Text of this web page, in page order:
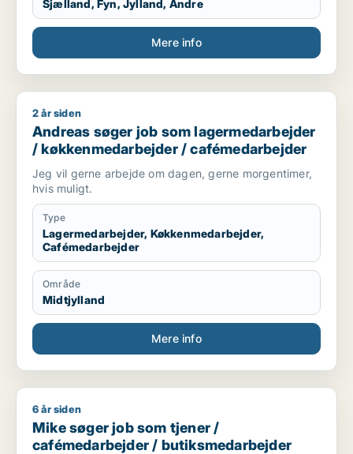
Sjælland, Fyn, Jylland, Andre
Mere info
Andreas søger job som lagermedarbejder /
2 år siden
Andreas søger job som lagermedarbejder
/ køkkenmedarbejder / cafémedarbejder
Jeg vil gerne arbejde om dagen, gerne morgentimer,
hvis muligt.
Type
Lagermedarbejder, Køkkenmedarbejder,
Cafémedarbejder
Område
Midtjylland
Mere info
Mike søger job som tjener / cafémedarbejder /
6 år siden
Mike søger job som tjener /
cafémedarbejder / butiksmedarbejder